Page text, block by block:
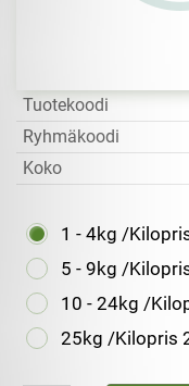
Tuotekoodi
Ryhmäkoodi
Koko
1 - 4kg /
5 - 9kg /
10 - 24kg /
25kg /Kilopris